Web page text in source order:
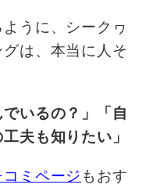
うに、シークヮ
は、本当に人そ
でいるの？」「自
夫も知りたい」
コミページ もおす